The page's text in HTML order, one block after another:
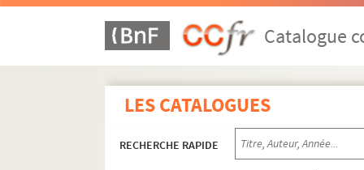
Catalogue
LES CATALOGUES
RECHERCHE RAPIDE
Félicien Mallefille. Les sept infans de Lara :
Victorien Sardou. Séraphine : comédie en 5
Georges Ohnet. Serge Panine : pièce en 5
Henry Murger. Le serment d'Horace :
André Sylvane. Le serment d'Yvonne :